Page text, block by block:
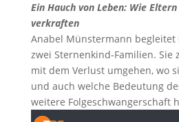
Ein Hauch von Leben: Wie
verkraften
Anabel Münstermann begleitet
zwei Sternenkind-Familien. Sie
mit dem Verlust umgehen, wo
und auch welche Bedeutung
weitere Folgeschwangerschaft